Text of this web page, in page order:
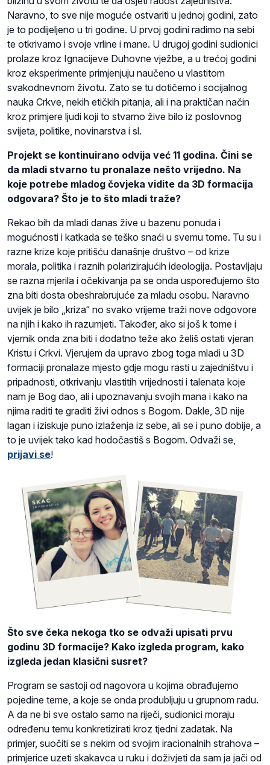
Naravno, to sve nije moguće ostvariti u jednoj godini, zato
je to podijeljeno u tri godine. U prvoj godini radimo na sebi
te otkrivamo i svoje vrline i mane. U drugoj godini sudionici
prolaze kroz Ignacijeve Duhovne vježbe, a u trećoj godini
kroz eksperimente primjenjuju naučeno u vlastitom
svakodnevnom životu. Zato se tu dotičemo i socijalnog
nauka Crkve, nekih etičkih pitanja, ali i na praktičan način
kroz primjere ljudi koji to stvarno žive bilo iz poslovnog
svijeta, politike, novinarstva i sl.
Projekt se kontinuirano odvija već 11 godina. Čini se
da mladi stvarno tu pronalaze nešto vrijedno. Na
koje potrebe mladog čovjeka vidite da 3D formacija
odgovara? Što je to što mladi traže?
Rekao bih da mladi danas žive u bazenu ponuda i
mogućnosti i katkada se teško snaći u svemu tome. Tu su i
razne krize koje pritišću današnje društvo – od krize
morala, politika i raznih polarizirajućih ideologija. Postavljaju
se razna mjerila i očekivanja pa se onda uspoređujemo što
zna biti dosta obeshrabrujuće za mladu osobu. Naravno
uvijek je bilo „kriza“ no svako vrijeme traži nove odgovore
na njih i kako ih razumjeti. Također, ako si još k tome i
vjernik onda zna biti i dodatno teže ako želiš ostati vjeran
Kristu i Crkvi. Vjerujem da upravo zbog toga mladi u 3D
formaciji pronalaze mjesto gdje mogu rasti u zajedništvu i
pripadnosti, otkrivanju vlastitih vrijednosti i talenata koje
nam je Bog dao, ali i upoznavanju svojih mana i kako na
njima raditi te graditi živi odnos s Bogom. Dakle, 3D nije
lagan i iziskuje puno izlaženja iz sebe, ali se i puno dobije, a
to je uvijek tako kad hodočastiš s Bogom. Odvaži se,
prijavi se!
Što sve čeka nekoga tko se odvaži upisati prvu
godinu 3D formacije? Kako izgleda program, kako
izgleda jedan klasični susret?
Program se sastoji od nagovora u kojima obrađujemo
pojedine teme, a koje se onda produbljuju u grupnom radu.
A da ne bi sve ostalo samo na riječi, sudionici moraju
određenu temu konkretizirati kroz tjedni zadatak. Na
primjer, suočiti se s nekim od svojim iracionalnih strahova –
primjerice uzeti skakavca u ruku i doživjeti da sam ja jači od